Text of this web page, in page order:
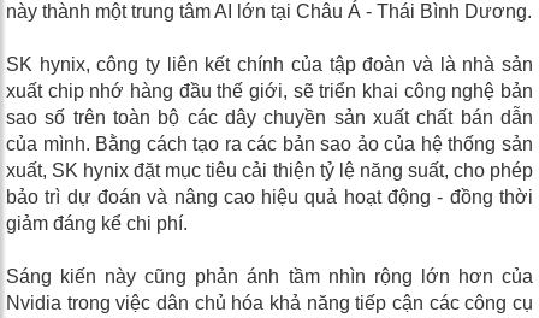
này thành một trung tâm AI lớn tại Châu Á - Thái Bình Dương.
SK hynix, công ty liên kết chính của tập đoàn và là nhà sản
xuất chip nhớ hàng đầu thế giới, sẽ triển khai công nghệ bản
sao số trên toàn bộ các dây chuyền sản xuất chất bán dẫn
của mình. Bằng cách tạo ra các bản sao ảo của hệ thống sản
xuất, SK hynix đặt mục tiêu cải thiện tỷ lệ năng suất, cho phép
bảo trì dự đoán và nâng cao hiệu quả hoạt động - đồng thời
giảm đáng kể chi phí.
Sáng kiến ​​này cũng phản ánh tầm nhìn rộng lớn hơn của
Nvidia trong việc dân chủ hóa khả năng tiếp cận các công cụ